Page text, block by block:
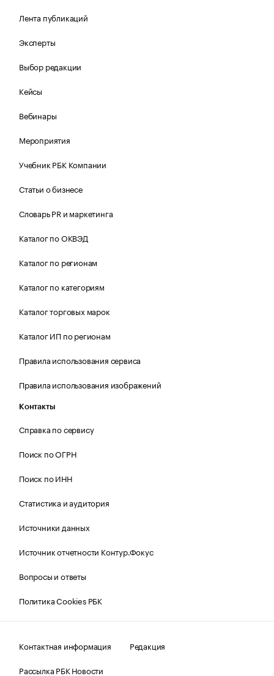
Лента публикаций
Эксперты
Выбор редакции
Кейсы
Вебинары
Мероприятия
Учебник РБК Компании
Статьи о бизнесе
Словарь PR и маркетинга
Каталог по ОКВЭД
Каталог по регионам
Каталог по категориям
Каталог торговых марок
Каталог ИП по регионам
Правила использования сервиса
Правила использования изображений
Контакты
Справка по сервису
Поиск по ОГРН
Поиск по ИНН
Статистика и аудитория
Источники данных
Источник отчетности Контур.Фокус
Вопросы и ответы
Политика Cookies РБК
Контактная информация
Редакция
Рассылка РБК Новости